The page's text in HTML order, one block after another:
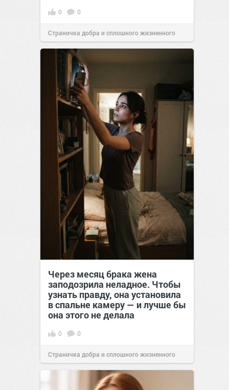
0 0
Страничка добра и сплошного жизненного
позитива!00:29Сегодня
Через месяц брака жена
заподозрила неладное. Чтобы
узнать правду, она установила
в спальне камеру — и лучше бы
она этого не делала
0 0
Страничка добра и сплошного жизненного
позитива!00:29Сегодня